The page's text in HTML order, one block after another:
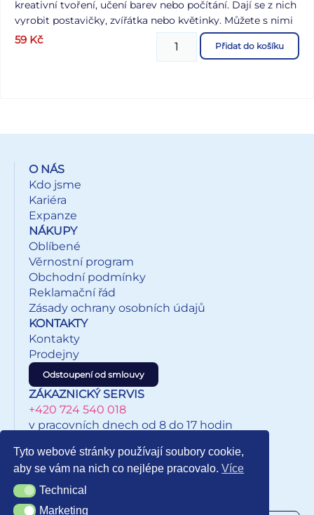
kreativní tvoření, učení barev nebo počítání. Dají se z nich
vyrobit postavičky, zvířátka nebo květinky. Můžete s nimi
ozdobit přáníčko, notes ale i oděvy, záleží jen na vaší
fantazii. OBSAH BALENÍ: - 120 ks kuliček Velikost: 10 mm
59 Kč Přidat do košíku
O NÁS
Kdo jsme
Kariéra
Expanze
NÁKUPY
Oblíbené
Věrnostní program
Obchodní podmínky
Reklamační řád
Zásady ochrany osobních údajů
KONTAKTY
Kontakty
Prodejny
Odstoupení od smlouvy
ZÁKAZNICKÝ SERVIS
+420 724 540 018
v pracovních dnech od 8 do 17 hodin
NEWSLETTER
Tyto webové stránky používají soubory cookie,
aby se vám na nich co nejlépe pracovalo.Více
TechnicalTechnical
MarketingMarketing